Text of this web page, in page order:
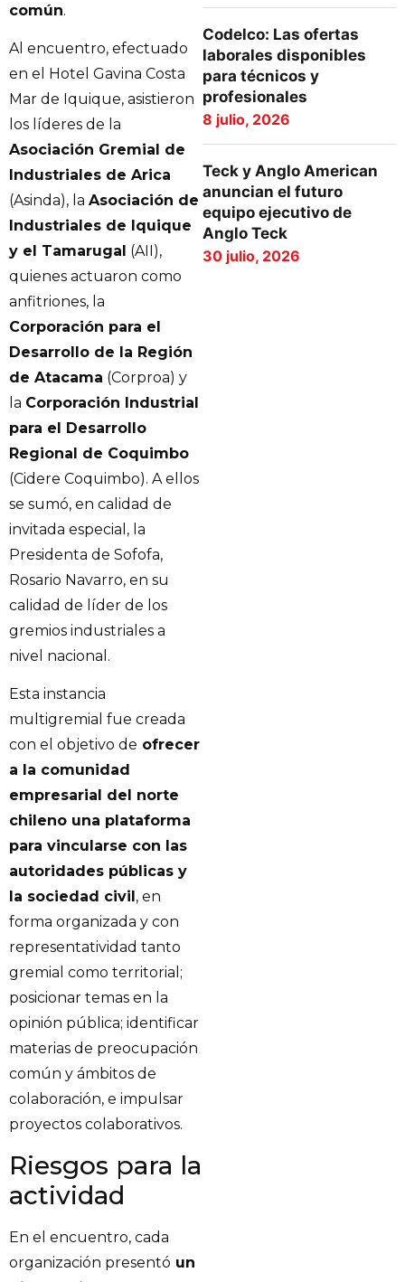
común.
Al encuentro, efectuado
en el Hotel Gavina Costa
Mar de Iquique, asistieron
los líderes de la
Asociación Gremial de
Industriales de Arica
(Asinda), la Asociación de
Industriales de Iquique
y el Tamarugal (AII),
quienes actuaron como
anfitriones, la
Corporación para el
Desarrollo de la Región
de Atacama (Corproa) y
la Corporación Industrial
para el Desarrollo
Regional de Coquimbo
(Cidere Coquimbo). A ellos
se sumó, en calidad de
invitada especial, la
Presidenta de Sofofa,
Rosario Navarro, en su
calidad de líder de los
gremios industriales a
nivel nacional.
Esta instancia
multigremial fue creada
con el objetivo de ofrecer
a la comunidad
empresarial del norte
chileno una plataforma
para vincularse con las
autoridades públicas y
la sociedad civil , en
forma organizada y con
representatividad tanto
gremial como territorial;
posicionar temas en la
opinión pública; identificar
materias de preocupación
común y ámbitos de
colaboración, e impulsar
proyectos colaborativos.
Riesgos para la
actividad
En el encuentro, cada
organización presentó un
Codelco: Las ofertas
laborales disponibles
para técnicos y
profesionales
8 julio, 2026
Teck y Anglo American
anuncian el futuro
equipo ejecutivo de
Anglo Teck
30 julio, 2026